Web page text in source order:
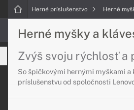
Herné príslušenstvo Herné
Herné myšky a
Zvýš svoju rýchlosť a
So špičkovými hernými myškami
príslušenstvu od spoločnosti